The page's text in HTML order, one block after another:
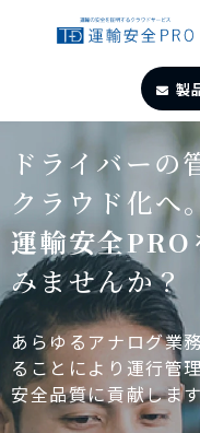
製
TOP
導入事例
製品・サービス
自動点呼
遠隔点呼
ドライバーの
クラウド化へ。
運輸安全PRO
みませんか？
あらゆるアナログ業
ることにより運行管
安全品質に貢献します